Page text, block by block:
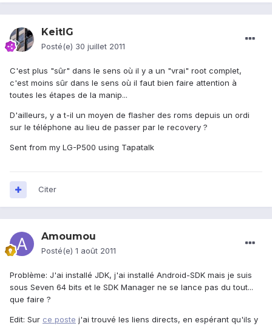
KeitIG
Posté(e) 30 juillet 2011
C'est plus "sûr" dans le sens où il y a un "vrai" root complet,
c'est moins sûr dans le sens où il faut bien faire attention à
toutes les étapes de la manip...
D'ailleurs, y a t-il un moyen de flasher des roms depuis un ordi
sur le téléphone au lieu de passer par le recovery ?
Sent from my LG-P500 using Tapatalk
Citer
Amoumou
Posté(e) 1 août 2011
Problème: J'ai installé JDK, j'ai installé Android-SDK mais je suis
sous Seven 64 bits et le SDK Manager ne se lance pas du tout...
que faire ?
Edit: Sur ce poste j'ai trouvé les liens directs, en espérant qu'ils y